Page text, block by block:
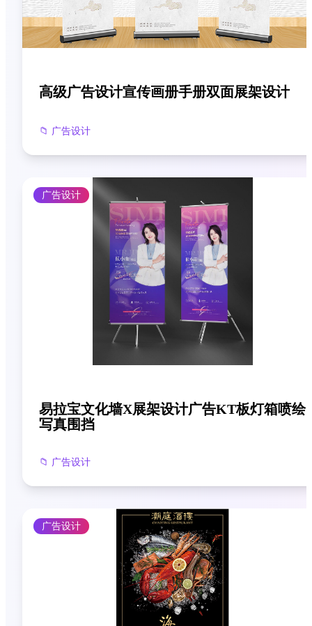
高级广告设计宣传画册手册双面展架设计
📁 广告设计
广告设计
易拉宝文化墙X展架设计广告KT板灯箱喷绘
写真围挡
📁 广告设计
广告设计